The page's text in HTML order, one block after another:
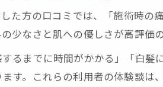
た方の口コミでは、「施術時
少なさと肌への優しさが高評価の
るまでに時間がかかる」「白
す。これらの利用者の体験談は